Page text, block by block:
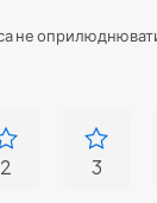
не
2 3